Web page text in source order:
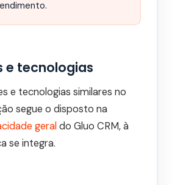
e tecnologias
e tecnologias similares no
segue o disposto na
geral do Gluo CRM, à
se integra.